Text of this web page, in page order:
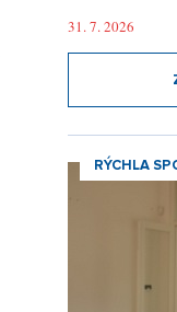
31. 7. 2026
RÝCHLA